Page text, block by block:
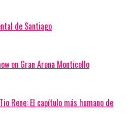
de Santiago
en Gran Arena Monticello
Rene: El capítulo más humano de